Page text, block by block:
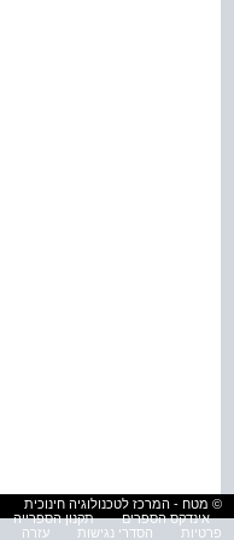
© מטח - המרכז לטכנולוגיה חינוכית
אינדקס הספרים
תקנון הספרייה
פרטיות
הסדרי נגישות עזרה